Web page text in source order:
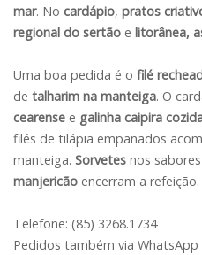
mar. No cardápio, pratos
regional do sertão e litorânea,
Uma boa pedida é o filé
de talharim na manteiga. O
cearense e galinha caipira
filés de tilápia empanados
manteiga. Sorvetes nos sabores
manjericão encerram a refeição.
Telefone: (85) 3268.1734
Pedidos também via WhatsApp